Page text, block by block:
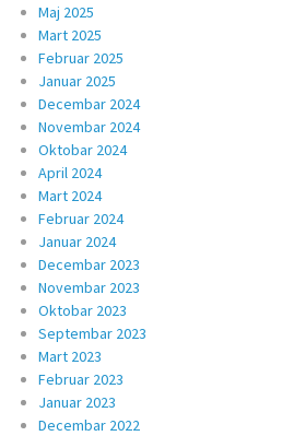
Maj 2025
Mart 2025
Februar 2025
Januar 2025
Decembar 2024
Novembar 2024
Oktobar 2024
April 2024
Mart 2024
Februar 2024
Januar 2024
Decembar 2023
Novembar 2023
Oktobar 2023
Septembar 2023
Mart 2023
Februar 2023
Januar 2023
Decembar 2022